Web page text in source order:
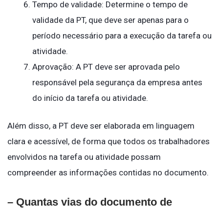
Tempo de validade: Determine o tempo de
validade da PT, que deve ser apenas para o
período necessário para a execução da tarefa ou
atividade.
Aprovação: A PT deve ser aprovada pelo
responsável pela segurança da empresa antes
do início da tarefa ou atividade.
Além disso, a PT deve ser elaborada em linguagem
clara e acessível, de forma que todos os trabalhadores
envolvidos na tarefa ou atividade possam
compreender as informações contidas no documento.
– Quantas vias do documento de